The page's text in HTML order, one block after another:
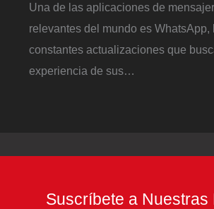
Una de las aplicaciones de
relevantes del mundo es WhatsApp,
constantes actualizaciones que
experiencia de sus…
Suscríbete a Nuestras